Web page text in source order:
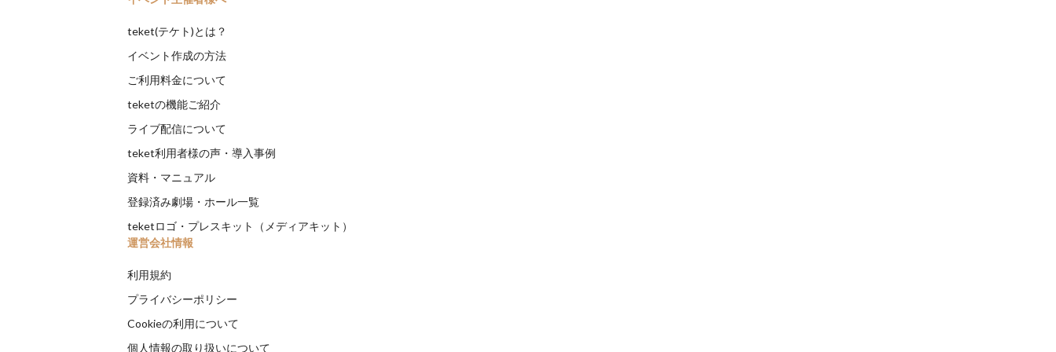
teket(テケト)とは？
イベント作成の方法
ご利用料金について
teketの機能ご紹介
ライブ配信について
teket利用者様の声・導入事例
資料・マニュアル
登録済み劇場・ホール一覧
teketロゴ・プレスキット（メディアキット）
運営会社情報
利用規約
プライバシーポリシー
Cookieの利用について
個人情報の取り扱いについて